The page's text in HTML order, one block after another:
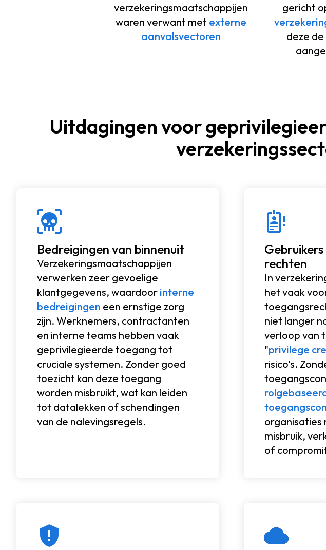
verzekeringsmaatschappijen
waren verwant met externe
aanvalsvectoren
gericht
deze
Uitdagingen voor
Bedreigingen van binnenuit
Verzekeringsmaatschappijen
verwerken zeer gevoelige
klantgegevens, waardoor interne
bedreigingen een ernstige zorg
zijn. Werknemers, contractanten
en interne teams hebben vaak
geprivilegieerde toegang tot
cruciale systemen. Zonder goed
toezicht kan deze toegang
worden misbruikt, wat kan leiden
tot datalekken of schendingen
van de nalevingsregels.
rechten
In
het vaak
niet langer
verloop van
"privilege
risico's.
organisaties
misbruik,
of